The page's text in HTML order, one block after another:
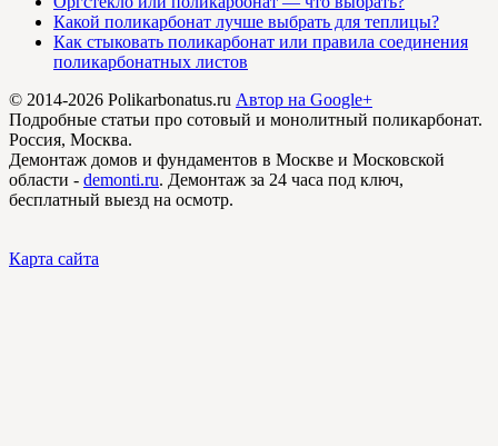
Какой поликарбонат лучше выбрать для теплицы?
Как стыковать поликарбонат или правила соединения
поликарбонатных листов
© 2014-2026 Polikarbonatus.ru Автор на Google+
Подробные статьи про сотовый и монолитный поликарбонат.
Россия, Москва.
Демонтаж домов и фундаментов в Москве и Московской
области - demonti.ru. Демонтаж за 24 часа под ключ,
бесплатный выезд на осмотр.
Карта сайта